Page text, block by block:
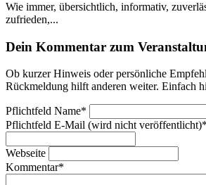
Wie immer, übersichtlich, informativ,
zufrieden,...
Dein Kommentar zum
Ob kurzer Hinweis oder persönliche
Rückmeldung hilft anderen weiter. Einfach
Pflichtfeld Name*
Pflichtfeld E-Mail (wird nicht veröffentlicht)*
Webseite
Kommentar*